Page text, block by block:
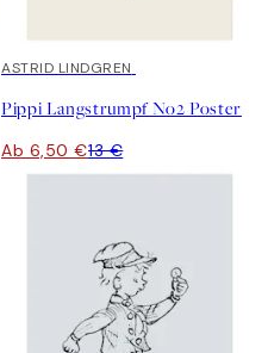
50%*
ASTRID LINDGREN
Pippi Langstrumpf No2 Poster
Ab 6,50 €13 €